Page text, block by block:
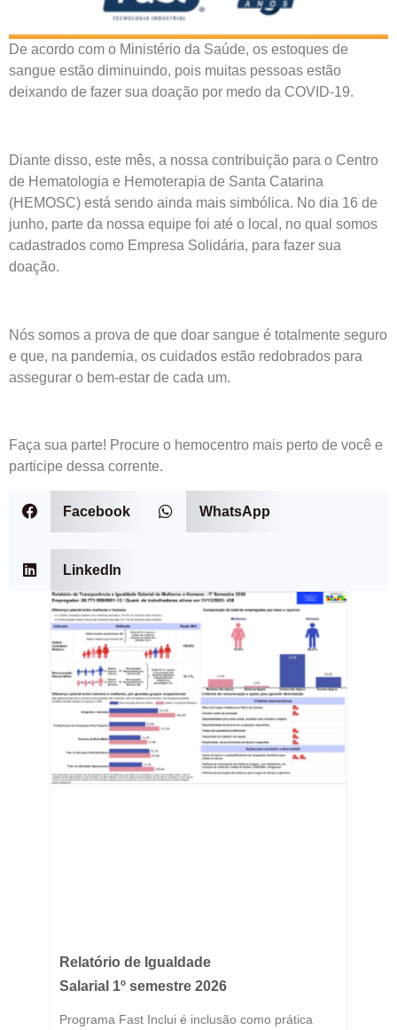
De acordo com o Ministério da Saúde, os estoques de
sangue estão diminuindo, pois muitas pessoas estão
deixando de fazer sua doação por medo da COVID-19.
Diante disso, este mês, a nossa contribuição para o Centro
de Hematologia e Hemoterapia de Santa Catarina
(HEMOSC) está sendo ainda mais simbólica. No dia 16 de
junho, parte da nossa equipe foi até o local, no qual somos
cadastrados como Empresa Solidária, para fazer sua
doação.
Nós somos a prova de que doar sangue é totalmente seguro
e que, na pandemia, os cuidados estão redobrados para
assegurar o bem-estar de cada um.
Faça sua parte! Procure o hemocentro mais perto de você e
participe dessa corrente.
Facebook WhatsApp
LinkedIn
Relatório de Igualdade
Salarial 1º semestre 2026
Programa Fast Inclui é inclusão como prática